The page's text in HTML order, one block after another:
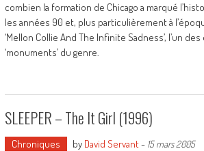
combien la formation de Chicago a marqué
les années 90 et, plus particulièrement à
‘Mellon Collie And The Infinite Sadness’, l’un
‘monuments’ du genre.
SLEEPER – The It Girl (1996)
Chroniques by David Servant- 15 mars 2005